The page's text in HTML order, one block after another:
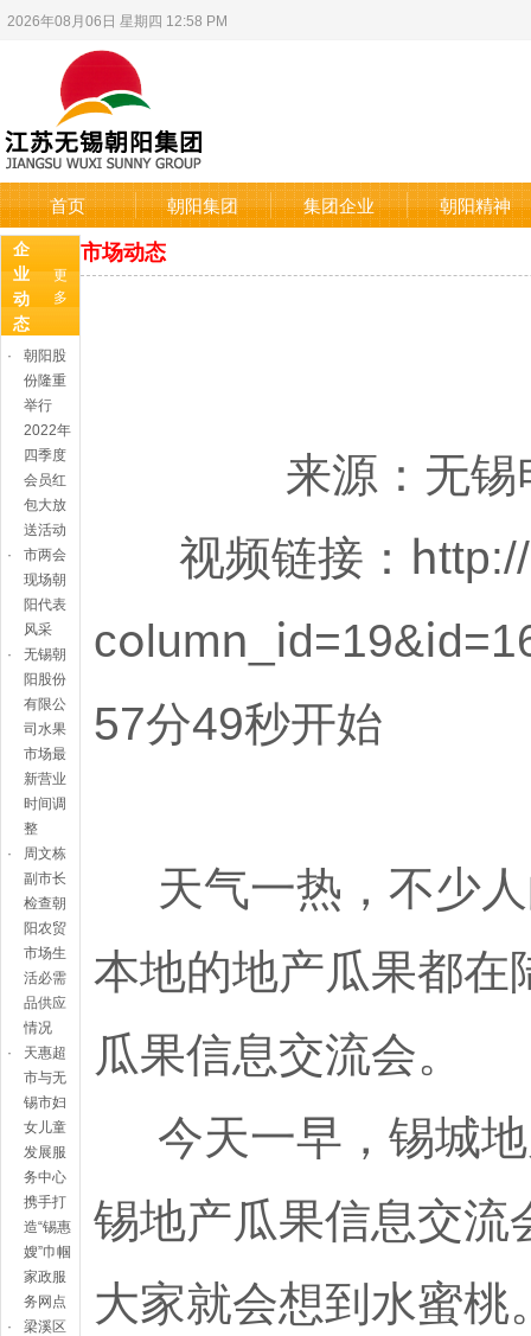
2026年08月06日 星期四 12:58 PM
首页 朝阳集团 集团企业 朝阳精神
企
业
动
态
更
多
·
朝阳股
份隆重
举行
2022年
四季度
会员红
包大放
送活动
·
市两会
现场朝
阳代表
风采
·
无锡朝
阳股份
有限公
司水果
市场最
新营业
时间调
整
·
周文栋
副市长
检查朝
阳农贸
市场生
活必需
品供应
情况
·
天惠超
市与无
锡市妇
女儿童
发展服
务中心
携手打
造“锡惠
嫂”巾帼
家政服
务网点
·
梁溪区
市场动态
来源：无锡电视
视频链接：http://
57分49秒开始
天气一热，不少人
本地的地产瓜果都
瓜果信息交流会。
今天一早，锡城地
锡地产瓜果信息交
大家就会想到水蜜